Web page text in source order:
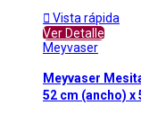
 Vista rápida
Ver Detalle
Meyvaser
Meyvaser
52 cm (ancho) x